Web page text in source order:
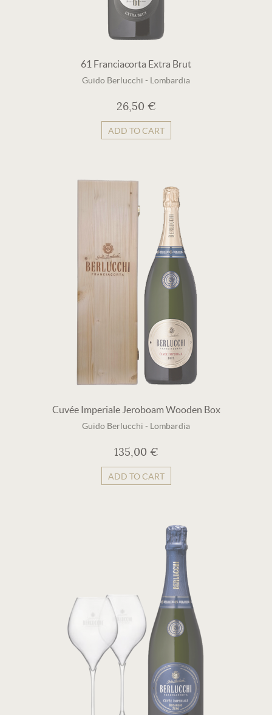
61 Franciacorta Extra Brut
Guido Berlucchi - Lombardia
26,50 €
ADD TO CART
Cuvée Imperiale Jeroboam Wooden Box
Guido Berlucchi - Lombardia
135,00 €
ADD TO CART